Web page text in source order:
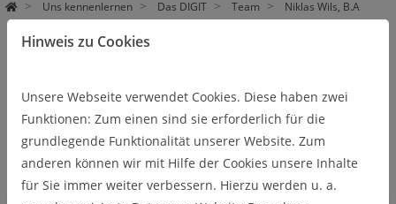
Uns kennenlernen Das DIGIT Team Niklas Wils, B.A
Niklas Wils, B.A
Center for Digital Technologies, Standort Goslar
TÄTIGKEITSBEREICHE:
Wissenschaftlicher Mitarbeiter
Hinweis zu Cookies
Unsere Webseite verwendet Cookies. Diese haben zwei
Funktionen: Zum einen sind sie erforderlich für die
grundlegende Funktionalität unserer Website. Zum
anderen können wir mit Hilfe der Cookies unsere Inhalte
für Sie immer weiter verbessern. Hierzu werden u. a.